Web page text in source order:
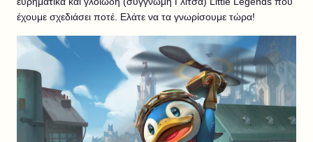
έχουμε σχεδιάσει ποτέ. Ελάτε να τα γνωρίσουμε τώρα!